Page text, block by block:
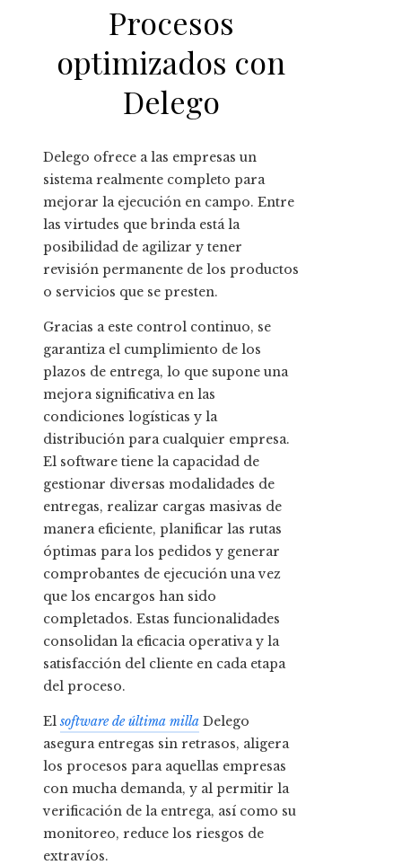
Procesos
optimizados con
Delego
Delego ofrece a las empresas un
sistema realmente completo para
mejorar la ejecución en campo. Entre
las virtudes que brinda está la
posibilidad de agilizar y tener
revisión permanente de los productos
o servicios que se presten.
Gracias a este control continuo, se
garantiza el cumplimiento de los
plazos de entrega, lo que supone una
mejora significativa en las
condiciones logísticas y la
distribución para cualquier empresa.
El software tiene la capacidad de
gestionar diversas modalidades de
entregas, realizar cargas masivas de
manera eficiente, planificar las rutas
óptimas para los pedidos y generar
comprobantes de ejecución una vez
que los encargos han sido
completados. Estas funcionalidades
consolidan la eficacia operativa y la
satisfacción del cliente en cada etapa
del proceso.
Elsoftware de última milla Delego
asegura entregas sin retrasos, aligera
los procesos para aquellas empresas
con mucha demanda, y al permitir la
verificación de la entrega, así como su
monitoreo, reduce los riesgos de
extravíos.